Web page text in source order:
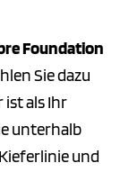
Foundation
Sie dazu
ist als Ihr
unterhalb
und